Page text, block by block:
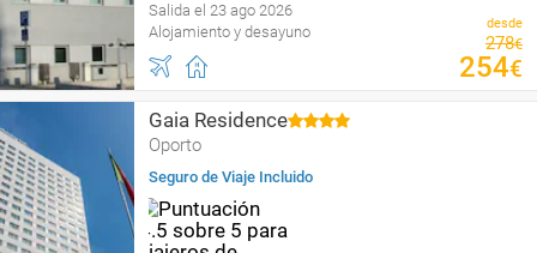
Salida el 23 ago 2026
Alojamiento y desayuno
desde
278€
254€
Gaia Residence
Oporto
Seguro de Viaje Incluido